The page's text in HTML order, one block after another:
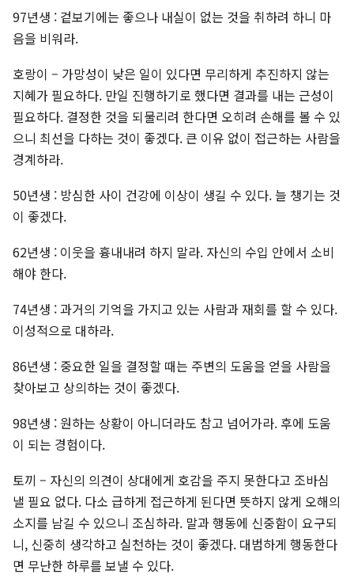
97년생 : 겉보기에는 좋으나 내실이 없는 것을 취하려 하니 마
음을 비워라.
호랑이 – 가망성이 낮은 일이 있다면 무리하게 추진하지 않는
지혜가 필요하다. 만일 진행하기로 했다면 결과를 내는 근성이
필요하다. 결정한 것을 되물리려 한다면 오히려 손해를 볼 수 있
으니 최선을 다하는 것이 좋겠다. 큰 이유 없이 접근하는 사람을
경계하라.
50년생 : 방심한 사이 건강에 이상이 생길 수 있다. 늘 챙기는 것
이 좋겠다.
62년생 : 이웃을 흉내내려 하지 말라. 자신의 수입 안에서 소비
해야 한다.
74년생 : 과거의 기억을 가지고 있는 사람과 재회를 할 수 있다.
이성적으로 대하라.
86년생 : 중요한 일을 결정할 때는 주변의 도움을 얻을 사람을
찾아보고 상의하는 것이 좋겠다.
98년생 : 원하는 상황이 아니더라도 참고 넘어가라. 후에 도움
이 되는 경험이다.
토끼 – 자신의 의견이 상대에게 호감을 주지 못한다고 조바심
낼 필요 없다. 다소 급하게 접근하게 된다면 뜻하지 않게 오해의
소지를 남길 수 있으니 조심하라. 말과 행동에 신중함이 요구되
니, 신중히 생각하고 실천하는 것이 좋겠다. 대범하게 행동한다
면 무난한 하루를 보낼 수 있다.